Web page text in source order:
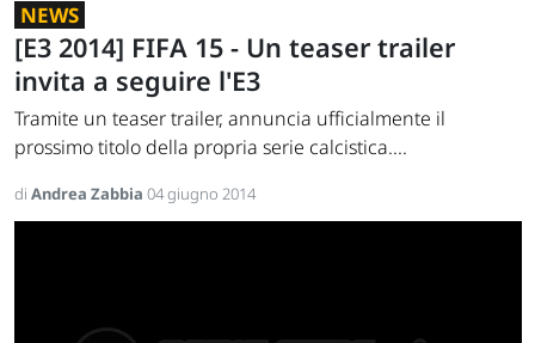
NEWS
[E3 2014] FIFA 15 - Un teaser trailer
invita a seguire l'E3
Tramite un teaser trailer, annuncia ufficialmente il
prossimo titolo della propria serie calcistica....
di Andrea Zabbia 04 giugno 2014